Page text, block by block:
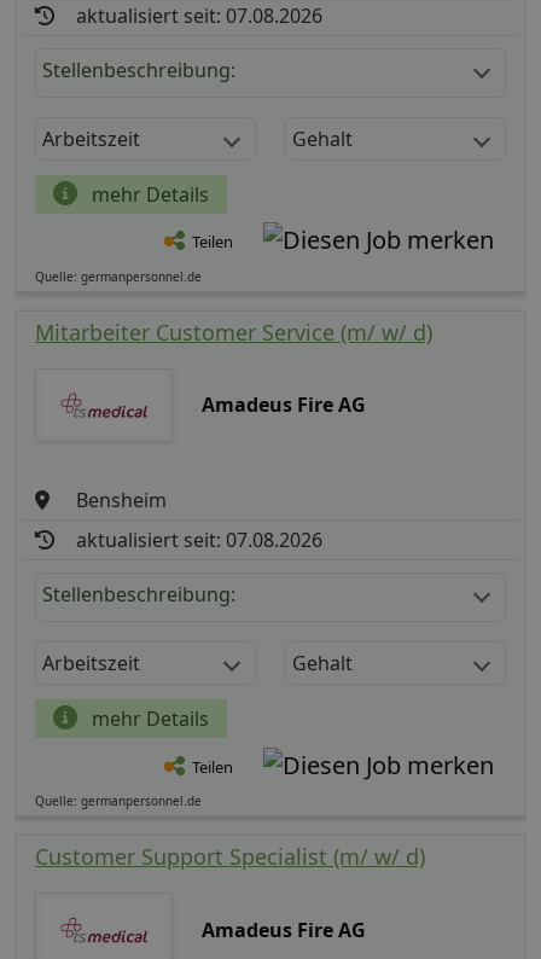
aktualisiert seit: 07.08.2026
Stellenbeschreibung:
Arbeitszeit Gehalt
mehr Details
Teilen
Quelle: germanpersonnel.de
Mitarbeiter Customer Service (m/ w/ d)
Amadeus Fire AG
Bensheim
aktualisiert seit: 07.08.2026
Stellenbeschreibung:
Arbeitszeit Gehalt
mehr Details
Teilen
Quelle: germanpersonnel.de
Customer Support Specialist (m/ w/ d)
Amadeus Fire AG